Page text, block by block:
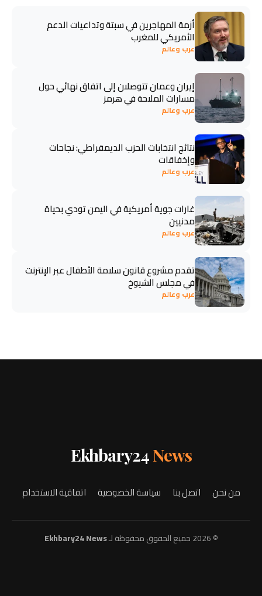
أزمة المهاجرين في سبتة وتداعيات الدعم
الأمريكي للمغرب
عرب وعالم
إيران وعمان تتوصلان إلى اتفاق نهائي حول
مسارات الملاحة في هرمز
عرب وعالم
نتائج انتخابات الحزب الديمقراطي: نجاحات
وإخفاقات
عرب وعالم
غارات جوية أمريكية في اليمن تودي بحياة
مدنيين
عرب وعالم
تقدم مشروع قانون سلامة الأطفال عبر الإنترنت
في مجلس الشيوخ
عرب وعالم
Ekhbary24News
من نحن اتصل بنا سياسة الخصوصية اتفاقية الاستخدام
© 2026 جميع الحقوق محفوظة لـ Ekhbary24 News